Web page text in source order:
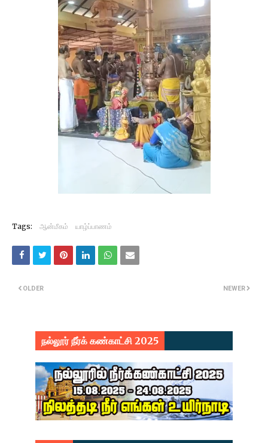
Tags: ஆன்மீகம் யாழ்ப்பாணம்
NEWER
OLDER
நல்லூர் நீர்க் கண்காட்சி 2025